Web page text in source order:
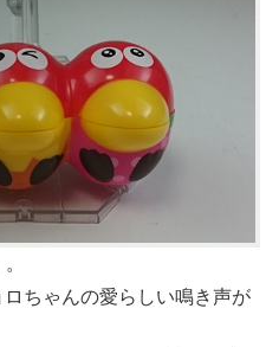
。
ちゃんの愛らしい鳴き声が